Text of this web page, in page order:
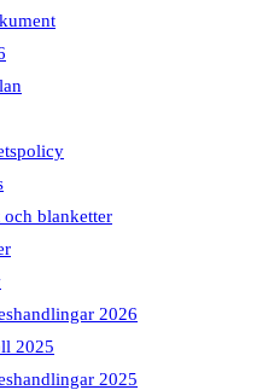
blanketter
2026
2025
2025